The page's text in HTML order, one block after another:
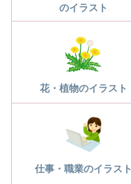
のイラスト
花・植物のイラスト
仕事・職業のイラスト